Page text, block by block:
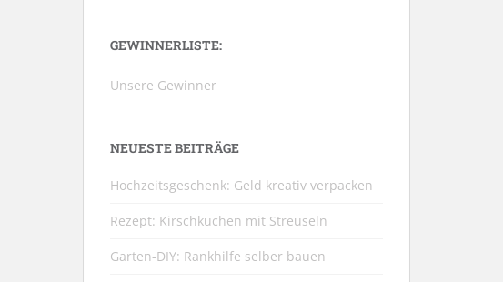
GEWINNERLISTE:
Unsere Gewinner
NEUESTE BEITRÄGE
Hochzeitsgeschenk: Geld kreativ verpacken
Rezept: Kirschkuchen mit Streuseln
Garten-DIY: Rankhilfe selber bauen